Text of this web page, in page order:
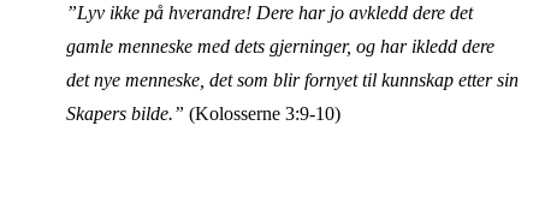
”Lyv ikke på hverandre! Dere har jo avkledd dere det
gamle menneske med dets gjerninger, og har ikledd dere
det nye menneske, det som blir fornyet til kunnskap etter sin
Skapers bilde.” (Kolosserne 3:9-10)